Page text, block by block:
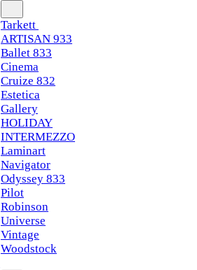
Tarkett
ARTISAN 933
Ballet 833
Cinema
Cruize 832
Estetica
Gallery
HOLIDAY
INTERMEZZO
Laminart
Navigator
Odyssey 833
Pilot
Robinson
Universe
Vintage
Woodstock